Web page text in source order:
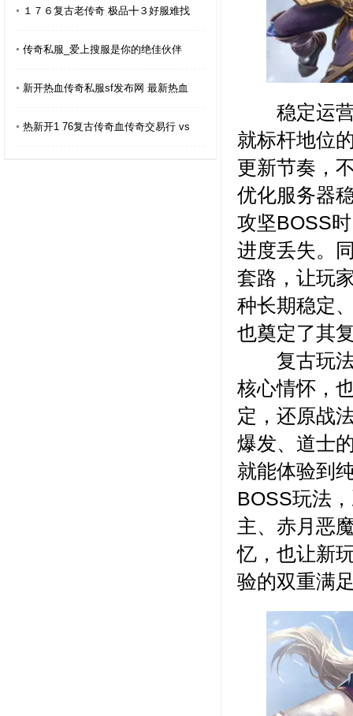
１７６复古老传奇 极品╋３好服难找
传奇私服_爱上搜服是你的绝佳伙伴
新开热血传奇私服sf发布网 最新热血
热新开1 76复古传奇血传奇交易行 vs
稳定运营
就标杆地位
更新节奏，
优化服务器
攻坚BOSS
进度丢失。
套路，让玩
种长期稳定
也奠定了其
复古玩法
核心情怀，
定，还原战
爆发、道士
就能体验到
BOSS玩法
主、赤月恶
忆，也让新
验的双重满